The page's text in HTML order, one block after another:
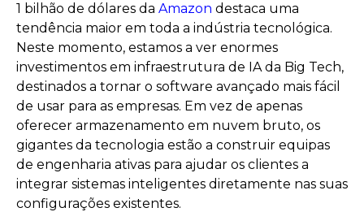
1 bilhão de dólares da Amazon destaca uma
tendência maior em toda a indústria tecnológica.
Neste momento, estamos a ver enormes
investimentos em infraestrutura de IA da Big Tech,
destinados a tornar o software avançado mais fácil
de usar para as empresas. Em vez de apenas
oferecer armazenamento em nuvem bruto, os
gigantes da tecnologia estão a construir equipas
de engenharia ativas para ajudar os clientes a
integrar sistemas inteligentes diretamente nas suas
configurações existentes.